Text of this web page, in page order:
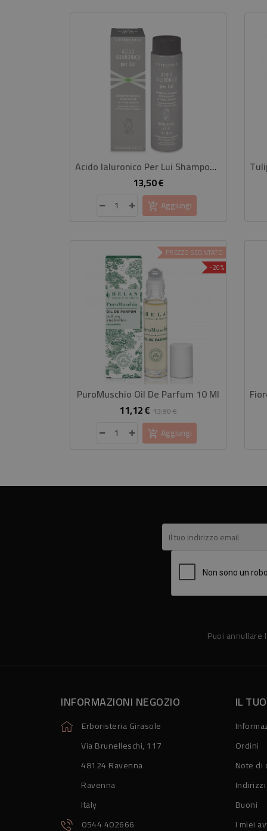
Acido Ialuronico Per Lui Shampoo Doccia Tonificante
13,50 €Prezzo
Aggiungi
-20%
PREZZO SCONTATO
PuroMuschio Oil De Parfum 10 Ml
11,12 €Prezzo
base
13,90 €Prezzo
Aggiungi
Puoi
INFORMAZIONI NEGOZIO
Erboristeria Girasole
Via Brunelleschi, 117
48124 Ravenna
Ravenna
Italy
0544 402666
IL
Ordini
Note di
Indirizzi
Buoni
I miei